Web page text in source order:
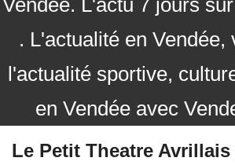
Vendée. L'actu 7 jours
. L'actualité en Vendée,
l'actualité sportive,
en Vendée avec
Le Petit Theatre